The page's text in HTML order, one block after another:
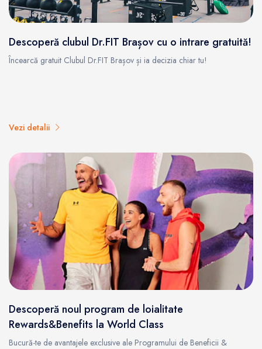
Descoperă clubul Dr.FIT Brașov cu o intrare gratuită!
Încearcă gratuit Clubul Dr.FIT Brașov și ia decizia chiar tu!
Vezi detalii
Descoperă noul program de loialitate
Rewards&Benefits la World Class
Bucură-te de avantajele exclusive ale Programului de Beneficii &